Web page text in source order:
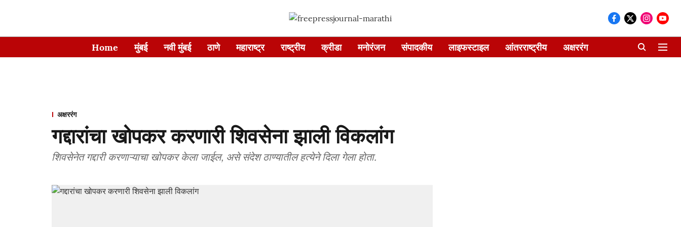
Home मुंबई नवी मुंबई ठाणे महाराष्ट्र राष्ट्रीय क्रीडा मनोरंजन संपादकीय लाइफस्टाइल आंतरराष्ट्रीय अक्षररंग
अक्षररंग
गद्दारांचा खोपकर करणारी शिवसेना झाली विकलांग
शिवसेनेत गद्दारी करणाऱ्याचा खोपकर केला जाईल, असे संदेश ठाण्यातील हत्येने दिला गेला होता.